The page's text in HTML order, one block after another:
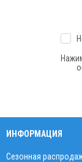
ИНФОРМАЦИЯ
Сезонная